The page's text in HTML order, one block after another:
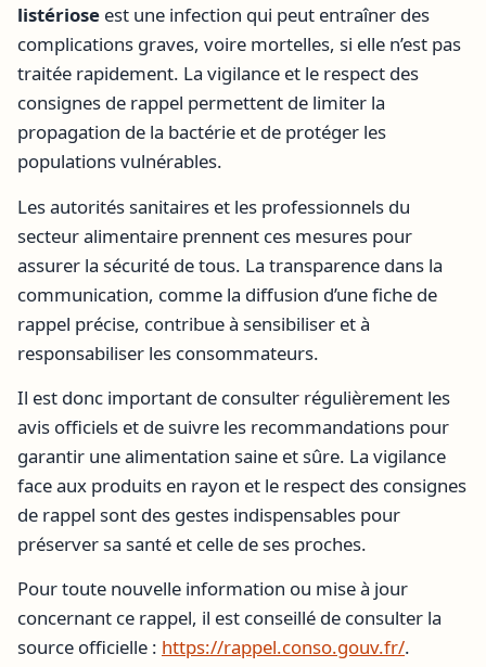
listériose est une infection qui peut entraîner des
complications graves, voire mortelles, si elle n’est pas
traitée rapidement. La vigilance et le respect des
consignes de rappel permettent de limiter la
propagation de la bactérie et de protéger les
populations vulnérables.
Les autorités sanitaires et les professionnels du
secteur alimentaire prennent ces mesures pour
assurer la sécurité de tous. La transparence dans la
communication, comme la diffusion d’une fiche de
rappel précise, contribue à sensibiliser et à
responsabiliser les consommateurs.
Il est donc important de consulter régulièrement les
avis officiels et de suivre les recommandations pour
garantir une alimentation saine et sûre. La vigilance
face aux produits en rayon et le respect des consignes
de rappel sont des gestes indispensables pour
préserver sa santé et celle de ses proches.
Pour toute nouvelle information ou mise à jour
concernant ce rappel, il est conseillé de consulter la
source officielle : https://rappel.conso.gouv.fr/.